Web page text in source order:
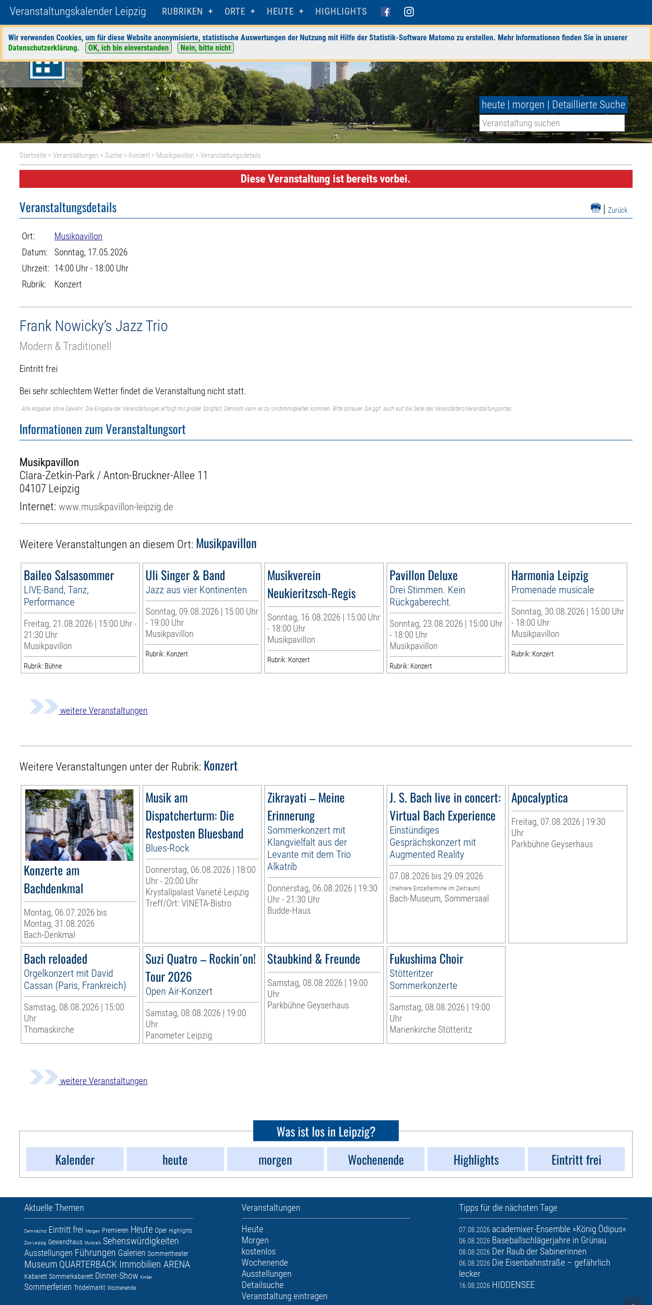
Veranstaltungskalender Leipzig RUBRIKEN ORTE HEUTE HIGHLIGHTS
Wir verwenden Cookies, um für diese Website anonymisierte, statistische Auswertungen der Nutzung mit Hilfe der Statistik-Software Matomo zu erstellen. Mehr Informationen finden Sie in unserer
Datenschutzerklärung. OK, ich bin einverstanden Nein, bitte nicht
heute | morgen | Detaillierte Suche
Startseite >Veranstaltungen > Suche > Konzert > Musikpavillon > Veranstaltungsdetails
Diese Veranstaltung ist bereits vorbei.
| Zurück
Veranstaltungsdetails
Ort:
Musikpavillon
Datum:
Sonntag, 17.05.2026
Uhrzeit: 14:00 Uhr - 18:00 Uhr
Rubrik:
Konzert
Frank Nowicky’s Jazz Trio
Modern & Traditionell
Eintritt frei
Bei sehr schlechtem Wetter findet die Veranstaltung nicht statt.
Alle Angaben ohne Gewähr. Die Eingabe der Veranstaltungen erfolgt mit großer Sorgfalt. Dennoch kann es zu Unstimmigkeiten kommen. Bitte schauen Sie ggf. auch auf die Seite des Veranstalters/Veranstaltungsortes.
Informationen zum Veranstaltungsort
Musikpavillon
Clara-Zetkin-Park / Anton-Bruckner-Allee 11
04107 Leipzig
Internet:www.musikpavillon-leipzig.de
Weitere Veranstaltungen an diesem Ort: Musikpavillon
Baileo Salsasommer
LIVE-Band, Tanz,
Performance
Freitag, 21.08.2026 | 15:00 Uhr -
21:30 Uhr
Musikpavillon
Rubrik: Bühne
Uli Singer & Band
Jazz aus vier Kontinenten
Sonntag, 09.08.2026 | 15:00 Uhr
- 19:00 Uhr
Musikpavillon
Rubrik: Konzert
Musikverein
Neukieritzsch-Regis
Sonntag, 16.08.2026 | 15:00 Uhr
- 18:00 Uhr
Musikpavillon
Rubrik: Konzert
Pavillon Deluxe
Drei Stimmen. Kein
Rückgaberecht.
Sonntag, 23.08.2026 | 15:00 Uhr
- 18:00 Uhr
Musikpavillon
Rubrik: Konzert
Harmonia Leipzig
Promenade musicale
Sonntag, 30.08.2026 | 15:00 Uhr
- 18:00 Uhr
Musikpavillon
Rubrik: Konzert
weitere Veranstaltungen
Weitere Veranstaltungen unter der Rubrik: Konzert
Konzerte am
Bachdenkmal
Montag, 06.07.2026 bis
Montag, 31.08.2026
Bach-Denkmal
Musik am
Dispatcherturm: Die
Restposten Bluesband
Blues-Rock
Donnerstag, 06.08.2026 | 18:00
Uhr - 20:00 Uhr
Krystallpalast Varieté Leipzig
Treff/Ort: VINETA-Bistro
Zikrayati – Meine
Erinnerung
Sommerkonzert mit
Klangvielfalt aus der
Levante mit dem Trio
Alkatrib
Donnerstag, 06.08.2026 | 19:30
Uhr - 21:30 Uhr
Budde-Haus
J. S. Bach live in concert:
Virtual Bach Experience
Einstündiges
Gesprächskonzert mit
Augmented Reality
07.08.2026 bis 29.09.2026
(mehrere Einzeltermine im Zeitraum)
Bach-Museum, Sommersaal
Apocalyptica
Freitag, 07.08.2026 | 19:30
Uhr
Parkbühne Geyserhaus
Bach reloaded
Orgelkonzert mit David
Cassan (Paris, Frankreich)
Samstag, 08.08.2026 | 15:00
Uhr
Thomaskirche
Suzi Quatro – Rockin´on!
Tour 2026
Open Air-Konzert
Samstag, 08.08.2026 | 19:00
Uhr
Panometer Leipzig
Staubkind & Freunde
Samstag, 08.08.2026 | 19:00
Uhr
Parkbühne Geyserhaus
Fukushima Choir
Stötteritzer
Sommerkonzerte
Samstag, 08.08.2026 | 19:00
Uhr
Marienkirche Stötteritz
weitere Veranstaltungen
Was ist los in Leipzig?
Kalender
heute morgen Wochenende Highlights Eintritt frei
Aktuelle Themen
Demnächst Eintritt frei Morgen Premieren Heute Oper Highlights
Zoo Leipzig Gewandhaus Musicals Sehenswürdigkeiten
Ausstellungen Führungen Galerien Sommertheater
Museum QUARTERBACK Immobilien ARENA
Kabarett Sommerkabarett Dinner-Show Kinder
Sommerferien Trödelmarkt Wochenende
Veranstaltungen
Heute
Morgen
kostenlos
Wochenende
Ausstellungen
Detailsuche
Veranstaltung eintragen
Tipps für die nächsten Tage
07.08.2026 academixer-Ensemble »König Ödipus«
06.08.2026 Baseballschlägerjahre in Grünau
08.08.2026 Der Raub der Sabinerinnen
06.08.2026 Die Eisenbahnstraße – gefährlich
lecker
16.08.2026 HIDDENSEE